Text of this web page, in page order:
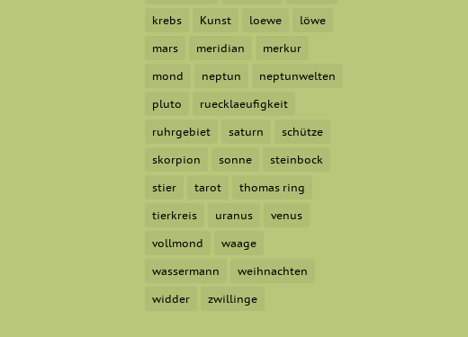
krebs Kunst loewe löwe
mars meridian merkur
mond neptun neptunwelten
pluto ruecklaeufigkeit
ruhrgebiet saturn schütze
skorpion sonne steinbock
stier tarot thomas ring
tierkreis uranus venus
vollmond waage
wassermann weihnachten
widder zwillinge